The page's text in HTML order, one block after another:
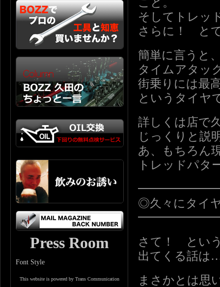
そしてトレッ
さらに！ と
簡単に言うと
タイムアタッ
街乗りには最
というタイヤ
詳しくは店で
じっくりと説
あ、もちろん
トレッドパタ
◎久々にタイ
さて！ とい
出てくる話は
まさかとは思
Press Room
Font Style
This website is powered by Trans Communication